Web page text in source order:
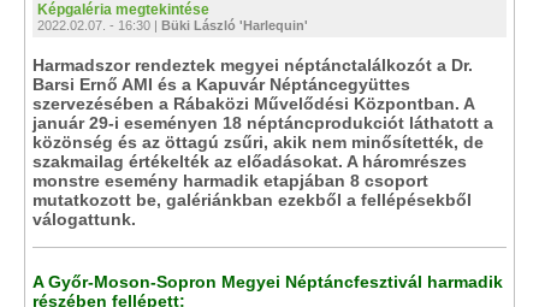
Képgaléria megtekintése
2022.02.07. - 16:30 | Büki László 'Harlequin'
Harmadszor rendeztek megyei néptánctalálkozót a Dr.
Barsi Ernő AMI és a Kapuvár Néptáncegyüttes
szervezésében a Rábaközi Művelődési Központban. A
január 29-i eseményen 18 néptáncprodukciót láthatott a
közönség és az öttagú zsűri, akik nem minősítették, de
szakmailag értékelték az előadásokat. A háromrészes
monstre esemény harmadik etapjában 8 csoport
mutatkozott be, galériánkban ezekből a fellépésekből
válogattunk.
A Győr-Moson-Sopron Megyei Néptáncfesztivál harmadik
részében fellépett: